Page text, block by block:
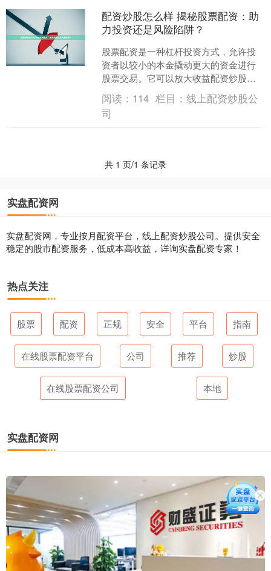
配资炒股怎么样 揭秘股票配资：助
力投资还是风险陷阱？
股票配资是一种杠杆投资方式，允许投
资者以较小的本金撬动更大的资金进行
股票交易。它可以放大收益配资炒股怎
么样，但同时也会放大风险。 股票配资
可以帮助投资者抓住市场....
阅读： 114 栏目：线上配资炒股公
司
共 1 页/1 条记录
实盘配资网
实盘配资网，专业按月配资平台，线上配资炒股公司。提供安全
稳定的股市配资服务，低成本高收益，详询实盘配资专家！
热点关注
股票 配资 正规 安全 平台 指南
在线股票配资平台 公司 推荐 炒股
在线股票配资公司 本地
实盘配资网